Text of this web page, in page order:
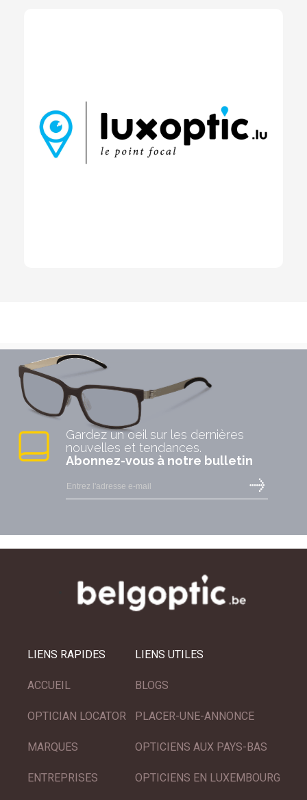
Gardez un oeil sur les dernières
nouvelles et tendances.
Abonnez-vous à notre bulletin
LIENS RAPIDES
ACCUEIL
OPTICIAN LOCATOR
MARQUES
ENTREPRISES
LIENS UTILES
BLOGS
PLACER-UNE-ANNONCE
OPTICIENS AUX PAYS-BAS
OPTICIENS EN LUXEMBOURG